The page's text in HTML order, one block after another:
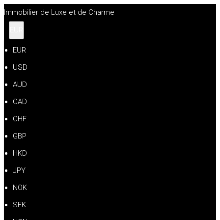
Immobilier de Luxe et de Charme
EUR
USD
AUD
CAD
CHF
GBP
HKD
JPY
NOK
SEK